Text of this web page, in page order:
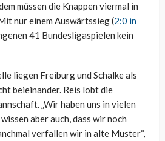
müssen die Knappen viermal in
nur einem Auswärtssieg (2:0 in
41 Bundesligaspielen kein
liegen Freiburg und Schalke als
beieinander. Reis lobt die
„Wir haben uns in vielen
aber auch, dass wir noch
verfallen wir in alte Muster“,